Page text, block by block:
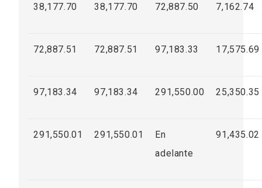
38,177.70 38,177.70 72,887.50 7,162.74
72,887.51 72,887.51 97,183.33 17,575.69
97,183.34 97,183.34 291,550.00 25,350.35
291,550.01 291,550.01
En
adelante
91,435.02